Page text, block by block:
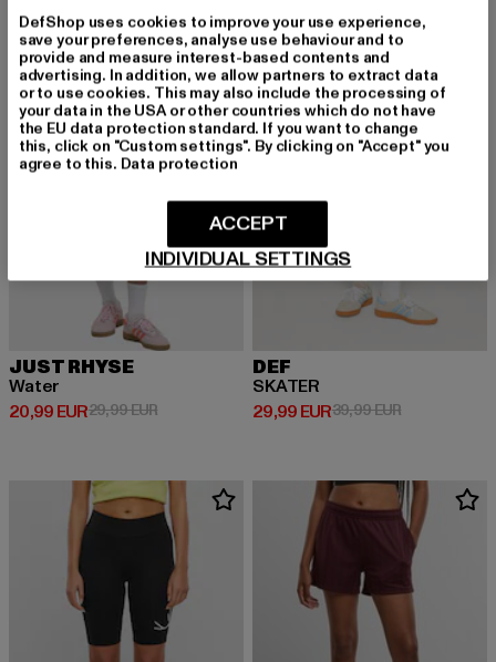
-30%
JUST RHYSE
Water
20,99 EUR
Derzeitiger Preis: 20,99 EUR
29,99 EURAktionspreis: 29,99 EUR
-25%
DEF
SKATER
29,99 EUR
Derzeitiger Preis: 29,99 EUR
39,99 EURAktionspreis:
DefShop uses cookies to improve your use experience,
save your preferences, analyse use behaviour and to
provide and measure interest-based contents and
advertising. In addition, we allow partners to extract data
or to use cookies. This may also include the processing of
your data in the USA or other countries which do not have
the EU data protection standard. If you want to change
this, click on "Custom settings". By clicking on "Accept" you
agree to this. Data protection
INDIVIDUAL SETTINGS
ACCEPT